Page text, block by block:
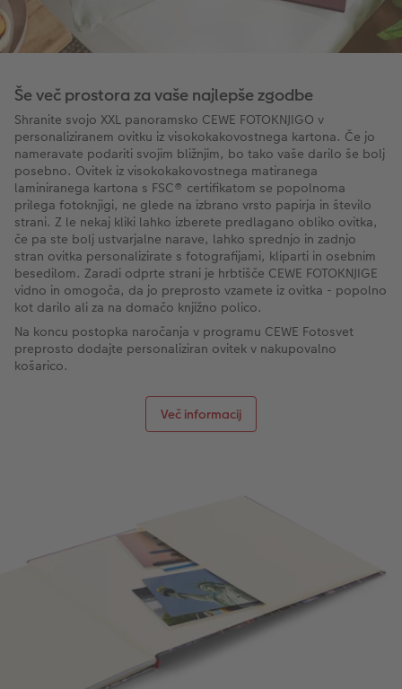
Še več prostora za vaše najlepše zgodbe
Shranite svojo XXL panoramsko CEWE FOTOKNJIGO v
personaliziranem ovitku iz visokokakovostnega kartona. Če jo
nameravate podariti svojim bližnjim, bo tako vaše darilo še bolj
posebno. Ovitek iz visokokakovostnega matiranega
laminiranega kartona s FSC® certifikatom se popolnoma
prilega fotoknjigi, ne glede na izbrano vrsto papirja in število
strani. Z le nekaj kliki lahko izberete predlagano obliko ovitka,
če pa ste bolj ustvarjalne narave, lahko sprednjo in zadnjo
stran ovitka personalizirate s fotografijami, kliparti in osebnim
besedilom. Zaradi odprte strani je hrbtišče CEWE FOTOKNJIGE
vidno in omogoča, da jo preprosto vzamete iz ovitka - popolno
kot darilo ali za na domačo knjižno polico.
Na koncu postopka naročanja v programu CEWE Fotosvet
preprosto dodajte personaliziran ovitek v nakupovalno
košarico.
Več informacij